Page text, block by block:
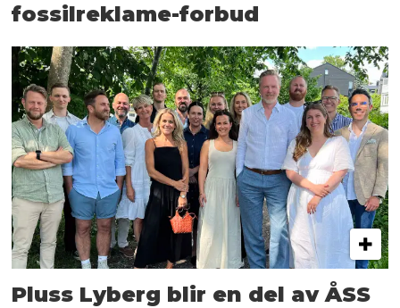
fossilreklame-forbud
Pluss Lyberg blir en del av ÅSS